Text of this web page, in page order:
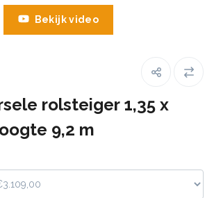
Bekijk video
rolsteiger 1,35 x
9,2 m